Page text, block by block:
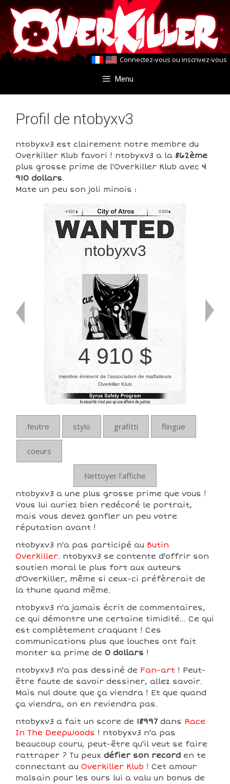
Aller
au
contenu
Aller
au
contenu
Connectez-vous ou inscrivez-vous
Menu
Profil de ntobyxv3
ntobyxv3 est clairement notre membre du
Overkiller Klub favori ! ntobyxv3 a la 862ème
plus grosse prime de l'Overkiller Klub avec 4
910 dollars.
Mate un peu son joli minois :
4 910
ntobyxv3
4 910
4 910 $
membre éminent de l’association de malfaiteurs
Overkiller Klub
feutre stylo grafitti flingue
coeurs
Nettoyer l'affiche
ntobyxv3 a une plus grosse prime que vous !
Vous lui auriez bien redécoré le portrait,
mais vous devez gonfler un peu votre
réputation avant !
ntobyxv3 n'a pas participé au Butin
Overkiller. ntobyxv3 se contente d'offrir son
soutien moral le plus fort aux auteurs
d'Overkiller, même si ceux-ci préfèrerait de
la thune quand même.
ntobyxv3 n'a jamais écrit de commentaires,
ce qui démontre une certaine timidité... Ce qui
est complètement craquant ! Ces
communications plus que louches ont fait
monter sa prime de 0 dollars !
ntobyxv3 n'a pas dessiné de Fan-art ! Peut-
être faute de savoir dessiner, allez savoir.
Mais nul doute que ça viendra ! Et que quand
ça viendra, on en reviendra pas.
ntobyxv3 a fait un score de 18997 dans Race
In The Deepwoods ! ntobyxv3 n'a pas
beaucoup couru, peut-être qu'il veut se faire
rattraper ? Tu peux défier son record en te
connectant au Overkiller Klub ! Cet amour
malsain pour les ours lui a valu un bonus de